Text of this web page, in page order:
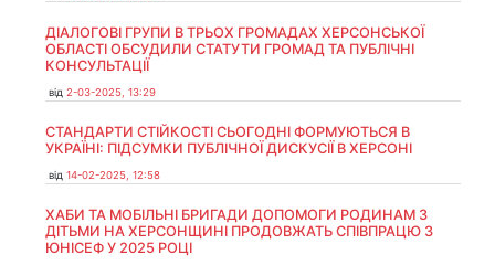
ДІАЛОГОВІ ГРУПИ В ТРЬОХ ГРОМАДАХ ХЕРСОНСЬКОЇ
ОБЛАСТІ ОБСУДИЛИ СТАТУТИ ГРОМАД ТА ПУБЛІЧНІ
КОНСУЛЬТАЦІЇ
від 2-03-2025, 13:29
СТАНДАРТИ СТІЙКОСТІ СЬОГОДНІ ФОРМУЮТЬСЯ В
УКРАЇНІ: ПІДСУМКИ ПУБЛІЧНОЇ ДИСКУСІЇ В ХЕРСОНІ
від 14-02-2025, 12:58
ХАБИ ТА МОБІЛЬНІ БРИГАДИ ДОПОМОГИ РОДИНАМ З
ДІТЬМИ НА ХЕРСОНЩИНІ ПРОДОВЖАТЬ СПІВПРАЦЮ З
ЮНІСЕФ У 2025 РОЦІ